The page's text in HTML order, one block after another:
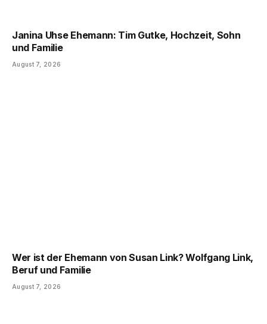
Janina Uhse Ehemann: Tim Gutke, Hochzeit, Sohn
und Familie
August 7, 2026
Wer ist der Ehemann von Susan Link? Wolfgang Link,
Beruf und Familie
August 7, 2026